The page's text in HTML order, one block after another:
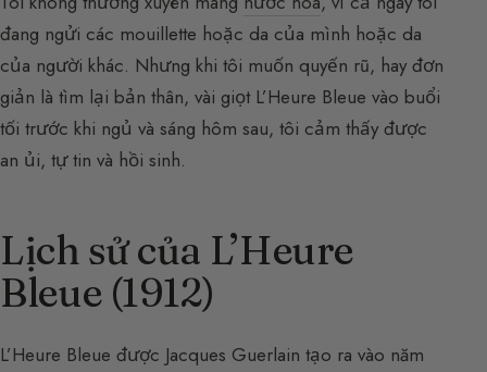
đang ngửi các mouillette hoặc da của mình hoặc da
của người khác. Nhưng khi tôi muốn quyến rũ, hay đơn
giản là tìm lại bản thân, vài giọt L’Heure Bleue vào buổi
tối trước khi ngủ và sáng hôm sau, tôi cảm thấy được
an ủi, tự tin và hồi sinh.
Lịch sử của L’Heure
Bleue (1912)
L’Heure Bleue được Jacques Guerlain tạo ra vào năm